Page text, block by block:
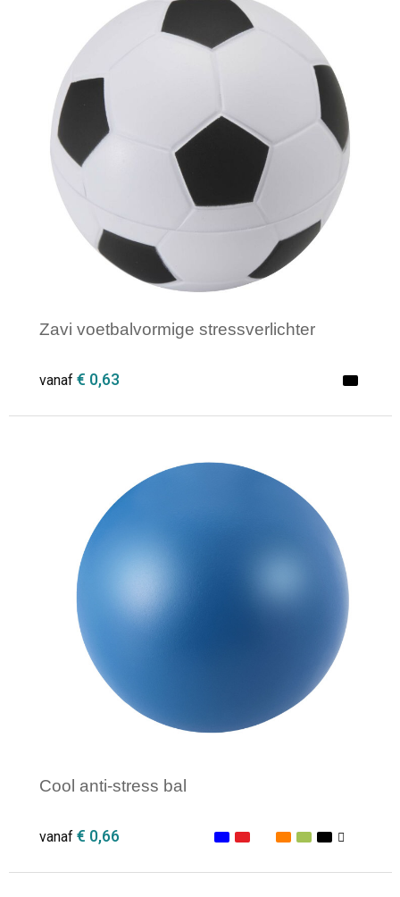
Minimale afname: 1
Zavi voetbalvormige stressverlichter
vanaf € 0,63
Minimale afname: 1
Cool anti-stress bal
vanaf € 0,66